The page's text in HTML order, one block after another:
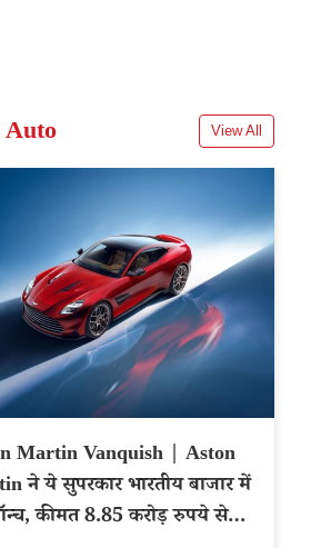
View All
Martin Vanquish | Aston
ने ये सुपरकार भारतीय बाजार में
कीमत 8.85 करोड़ रुपये से